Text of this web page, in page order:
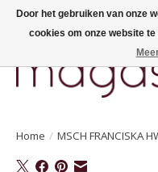
Hi, nice to meet you! Welcome
Home / MSCH FRANCISKA
Door het gebruiken van onze
cookies om onze website